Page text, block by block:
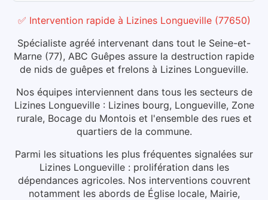
✅ Intervention rapide à Lizines Longueville (77650)
Spécialiste agréé intervenant dans tout le Seine-et-
Marne (77), ABC Guêpes assure la destruction rapide
de nids de guêpes et frelons à Lizines Longueville.
Nos équipes interviennent dans tous les secteurs de
Lizines Longueville : Lizines bourg, Longueville, Zone
rurale, Bocage du Montois et l'ensemble des rues et
quartiers de la commune.
Parmi les situations les plus fréquentes signalées sur
Lizines Longueville : prolifération dans les
dépendances agricoles. Nos interventions couvrent
notamment les abords de Église locale, Mairie,